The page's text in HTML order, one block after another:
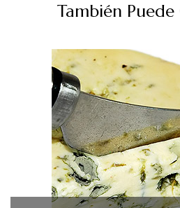
También Puede